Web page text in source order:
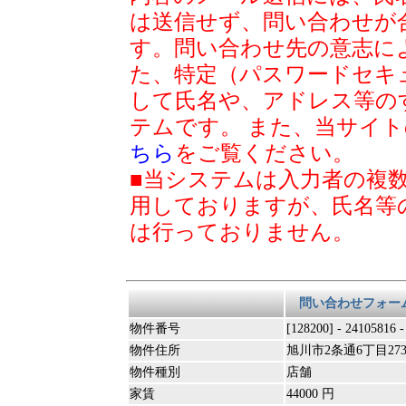
は送信せず、問い合わせ
す。問い合わせ先の意志
た、特定（パスワードセ
して氏名や、アドレス等
テムです。 また、当サイ
ちら をご覧ください。
■当システムは入力者の複
用しておりますが、氏名
は行っておりません。
問い合わせフォー
物件番号
[128200] - 24105816 -
物件住所
旭川市2条通6丁目
物件種別
店舗
家賃
44000 円